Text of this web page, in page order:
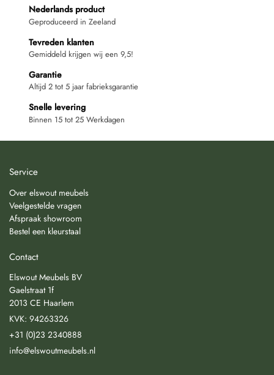
Nederlands product
Geproduceerd in Zeeland
Tevreden klanten
Gemiddeld krijgen wij een 9,5!
Garantie
Altijd 2 tot 5 jaar fabrieksgarantie
Snelle levering
Binnen 15 tot 25 Werkdagen
Service
Over elswout meubels
Veelgestelde vragen
Afspraak showroom
Bestel een kleurstaal
Contact
Elswout Meubels BV
Gaelstraat 1f
2013 CE Haarlem
KVK: 94263326
+31 (0)23 2340888
info@elswoutmeubels.nl